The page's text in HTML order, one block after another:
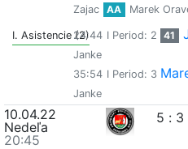
Zajac
AA Marek
I. Asistencie (2)24:44 I Period: 2 41
Janke
35:54 I Period: 3
Janke
10.04.22
Nedeľa
20:45
5 : 3